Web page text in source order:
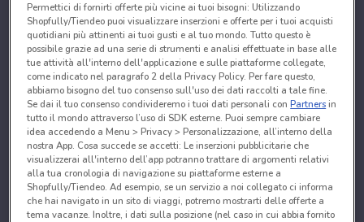
Permettici di fornirti offerte più vicine ai tuoi bisogni: Utilizzando
Shopfully/Tiendeo puoi visualizzare inserzioni e offerte per i tuoi acquisti
quotidiani più attinenti ai tuoi gusti e al tuo mondo. Tutto questo è
possibile grazie ad una serie di strumenti e analisi effettuate in base alle
tue attività all'interno dell'applicazione e sulle piattaforme collegate,
come indicato nel paragrafo 2 della Privacy Policy. Per fare questo,
abbiamo bisogno del tuo consenso sull'uso dei dati raccolti a tale fine.
Se dai il tuo consenso condivideremo i tuoi dati personali conPartnersin
tutto il mondo attraverso l’uso di SDK esterne. Puoi sempre cambiare
idea accedendo a Menu > Privacy > Personalizzazione, all’interno della
nostra App. Cosa succede se accetti: Le inserzioni pubblicitarie che
visualizzerai all'interno dell’app potranno trattare di argomenti relativi
alla tua cronologia di navigazione su piattaforme esterne a
Shopfully/Tiendeo. Ad esempio, se un servizio a noi collegato ci informa
che hai navigato in un sito di viaggi, potremo mostrarti delle offerte a
tema vacanze. Inoltre, i dati sulla posizione (nel caso in cui abbia fornito